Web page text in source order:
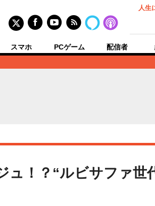
人生
スマホ PCゲーム 配信者
ュ！？“ルビサファ